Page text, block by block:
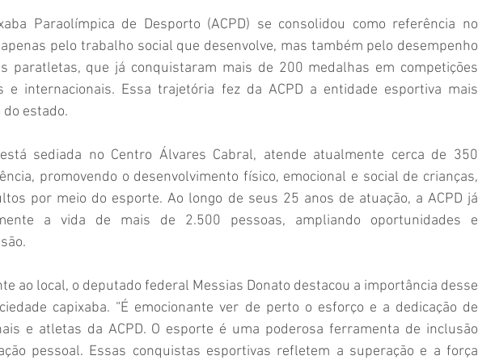
Paraolímpica de Desporto (ACPD) se consolidou como referência no
pelo trabalho social que desenvolve, mas também pelo desempenho
paratletas, que já conquistaram mais de 200 medalhas em competições
e internacionais. Essa trajetória fez da ACPD a entidade esportiva mais
estado.
sediada no Centro Álvares Cabral, atende atualmente cerca de 350
promovendo o desenvolvimento físico, emocional e social de crianças,
por meio do esporte. Ao longo de seus 25 anos de atuação, a ACPD já
a vida de mais de 2.500 pessoas, ampliando oportunidades e
ao local, o deputado federal Messias Donato destacou a importância desse
capixaba. “É emocionante ver de perto o esforço e a dedicação de
e atletas da ACPD. O esporte é uma poderosa ferramenta de inclusão
pessoal. Essas conquistas esportivas refletem a superação e a força